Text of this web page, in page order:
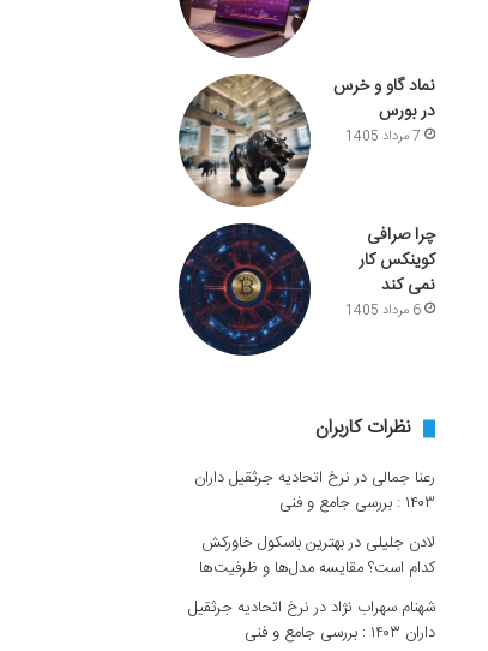
نماد گاو و خرس
در بورس
7 مرداد 1405
چرا صرافی
کوینکس کار
نمی کند
6 مرداد 1405
نظرات کاربران
رعنا جمالی درنرخ اتحادیه جرثقیل داران
۱۴۰۳ : بررسی جامع و فنی
لادن جلیلی دربهترین باسکول خاورکش
کدام است؟ مقایسه مدل‌ها و ظرفیت‌ها
شهنام سهراب نژاد درنرخ اتحادیه جرثقیل
داران ۱۴۰۳ : بررسی جامع و فنی